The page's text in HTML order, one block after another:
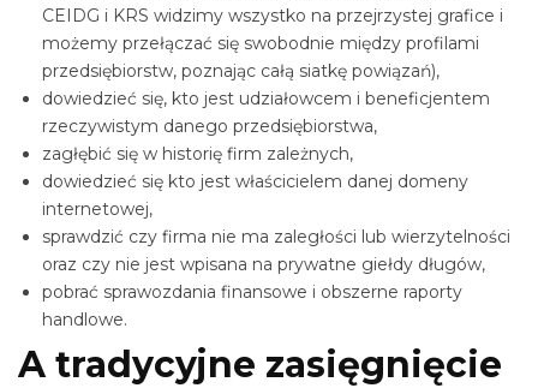
CEIDG i KRS widzimy wszystko na przejrzystej grafice i
możemy przełączać się swobodnie między profilami
przedsiębiorstw, poznając całą siatkę powiązań),
dowiedzieć się, kto jest udziałowcem i beneficjentem
rzeczywistym danego przedsiębiorstwa,
zagłębić się w historię firm zależnych,
dowiedzieć się kto jest właścicielem danej domeny
internetowej,
sprawdzić czy firma nie ma zaległości lub wierzytelności
oraz czy nie jest wpisana na prywatne giełdy długów,
pobrać sprawozdania finansowe i obszerne raporty
handlowe.
A tradycyjne zasięgnięcie